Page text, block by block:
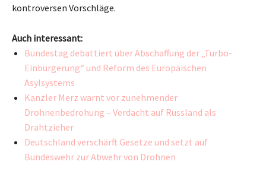
kontroversen Vorschläge.
Auch interessant:
Bundestag debattiert über Abschaffung der „Turbo-
Einbürgerung“ und Reform des Europäischen
Asylsystems
Kanzler Merz warnt vor zunehmender
Drohnenbedrohung – Verdacht auf Russland als
Drahtzieher
Deutschland verschärft Gesetze und setzt auf
Bundeswehr zur Abwehr von Drohnen